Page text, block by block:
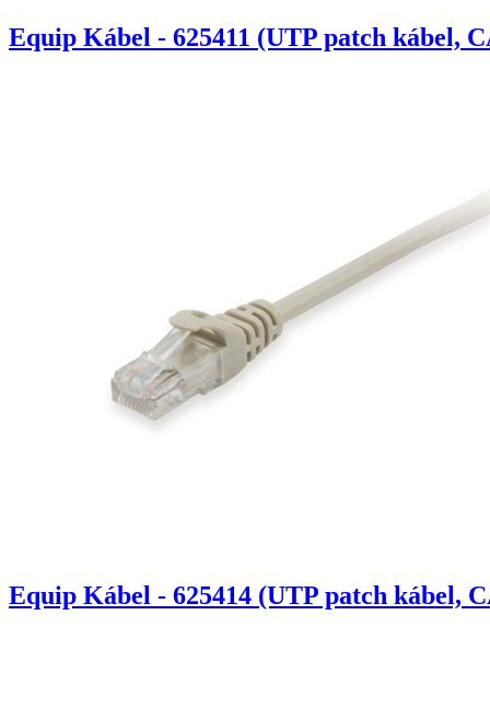
Equip Kábel - 625411 (UTP patch kábel,
Equip Kábel - 625414 (UTP patch kábel,